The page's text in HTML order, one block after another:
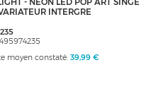
- NEON LED POP ART SINGE
INTERGRE
moyen constaté: 39,99 €